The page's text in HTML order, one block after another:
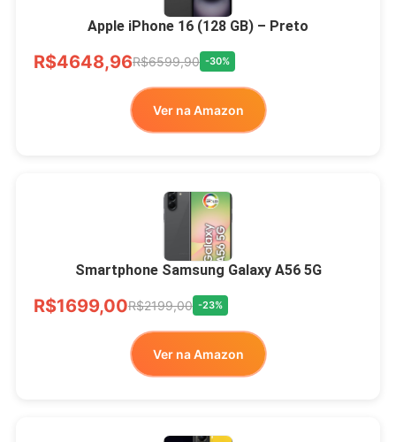
Apple iPhone 16 (128 GB) – Preto
R$4648,96R$6599,90 -30%
Ver na Amazon
Smartphone Samsung Galaxy A56 5G
R$1699,00R$2199,00 -23%
Ver na Amazon